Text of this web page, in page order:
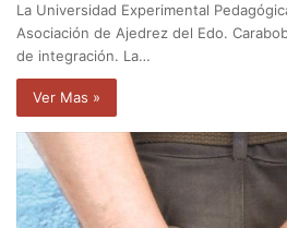
La Universidad Experimental
Asociación de Ajedrez del Edo.
de integración. La…
Ver Mas »